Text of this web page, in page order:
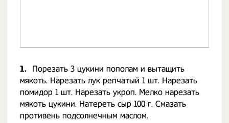
1.
Порезать 3 цукини пополам и вытащить
мякоть. Нарезать лук репчатый 1 шт. Нарезать
помидор 1 шт. Нарезать укроп. Мелко нарезать
мякоть цукини. Натереть сыр 100 г. Смазать
противень подсолнечным маслом.